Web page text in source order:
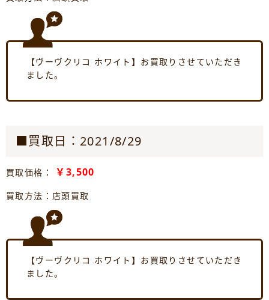
【ヴーヴクリコ ホワイト】お買取りさせていただき
ました。
■買取日：2021/8/29
買取価格： ￥3,500
買取方法：店頭買取
【ヴーヴクリコ ホワイト】お買取りさせていただき
ました。